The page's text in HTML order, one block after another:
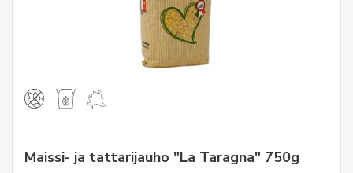
Maissi- ja tattarijauho "La Taragna" 750g